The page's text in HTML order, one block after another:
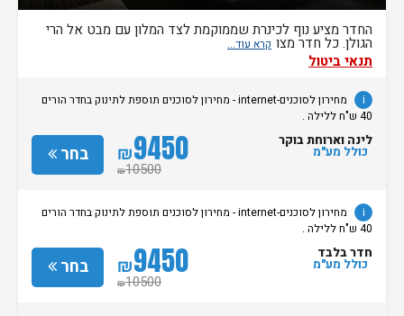
החדר מציע נוף לכינרת שממוקמת לצד המלון עם מבט אל הרי
הגולן. כל חדר מצו
תנאי ביטול
i
מחירון לסוכנים-internet - מחירון לסוכנים תוספת לתינוק בחדר הורים
40 ש"ח ללילה .
בחר ₪9450
₪10500
לינה וארוחת בוקר
כולל מע"מ
i
מחירון לסוכנים-internet - מחירון לסוכנים תוספת לתינוק בחדר הורים
40 ש"ח ללילה .
בחר ₪9450
₪10500
חדר בלבד
כולל מע"מ